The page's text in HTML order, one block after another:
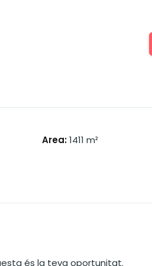
Area:1411 m²
és la teva oportunitat.